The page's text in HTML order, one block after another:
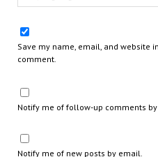
Save my name, email, and website
comment.
Notify me of follow-up comments
Notify me of new posts by email.